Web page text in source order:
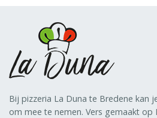
Bij pizzeria La Duna te Bredene kan
om mee te nemen. Vers gemaakt op